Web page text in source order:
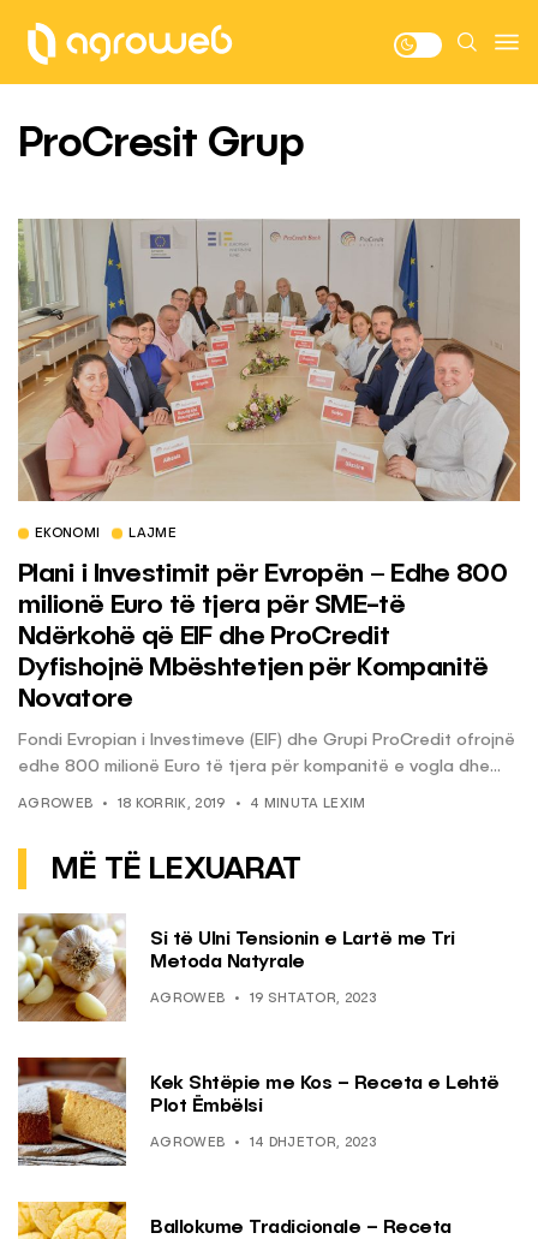
ProCresit Grup
EKONOMI LAJME
Plani i Investimit për Evropën – Edhe 800
milionë Euro të tjera për SME-të
Ndërkohë që EIF dhe ProCredit
Dyfishojnë Mbështetjen për Kompanitë
Novatore
Fondi Evropian i Investimeve (EIF) dhe Grupi ProCredit ofrojnë
edhe 800 milionë Euro të tjera për kompanitë e vogla dhe...
AGROWEB 18 KORRIK, 2019 4 MINUTA LEXIM
MË TË LEXUARAT
Si të Ulni Tensionin e Lartë me Tri
Metoda Natyrale
AGROWEB 19 SHTATOR, 2023
Kek Shtëpie me Kos – Receta e Lehtë
Plot Ëmbëlsi
AGROWEB 14 DHJETOR, 2023
Ballokume Tradicionale – Receta